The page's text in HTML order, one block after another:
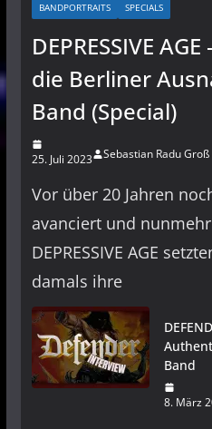
BANDPORTRAITS SPECIALS
DEPRESSIVE
die Berliner
Band (Special)
25. Juli 2023 Sebastian Radu Groß
Vor über 20 Jahren
avanciert und
DEPRESSIVE AGE
damals ihre
Band
8. März